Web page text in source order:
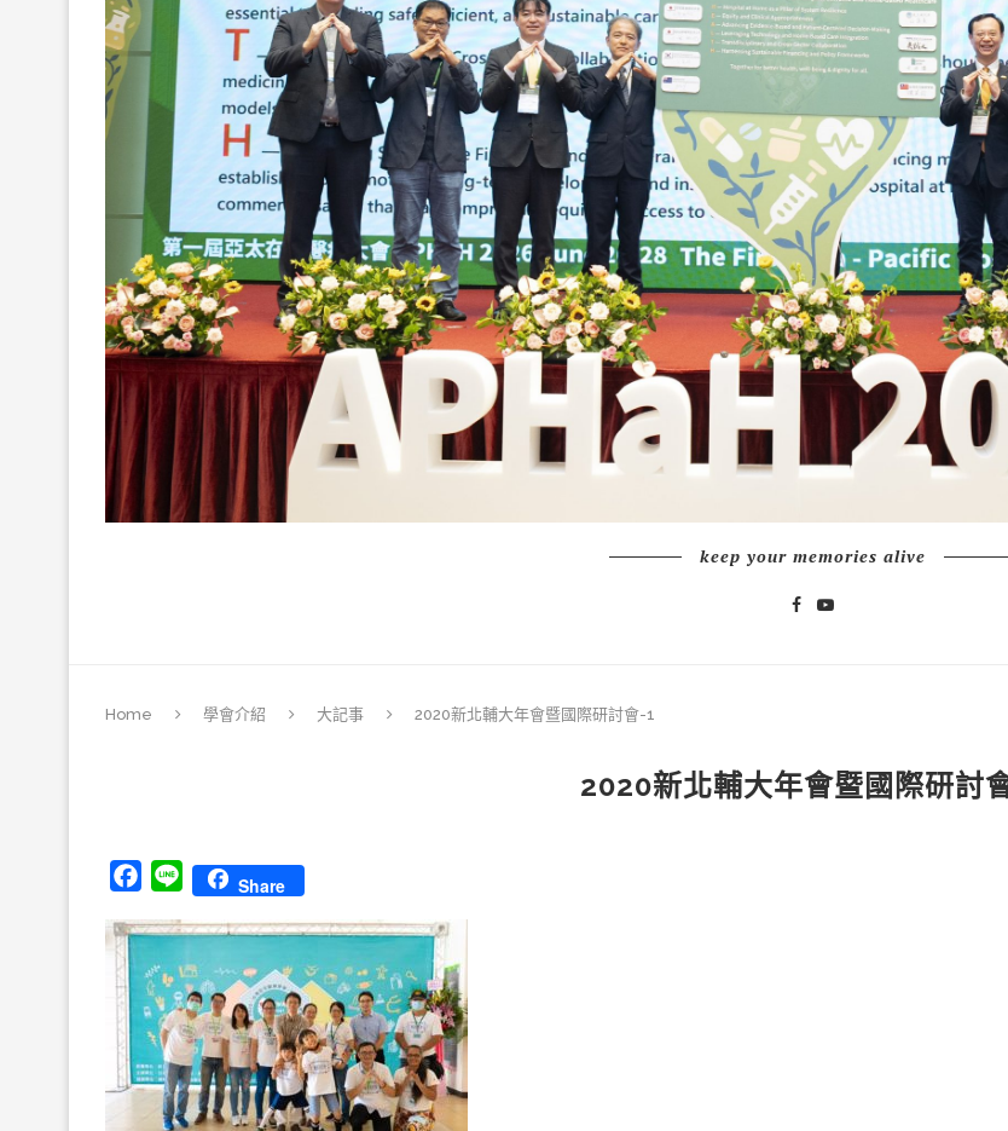
keep your memories alive
Home 學會介紹 大記事 2020新北輔大年會暨國際研討會-1
2020新北輔大年會暨國際研討
Facebook
Line Share